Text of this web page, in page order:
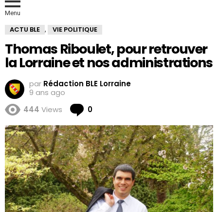
Menu
ACTU BLE , VIE POLITIQUE
Thomas Riboulet, pour retrouver
la Lorraine et nos administrations
par Rédaction BLE Lorraine
9 ans ago
444 Views 0